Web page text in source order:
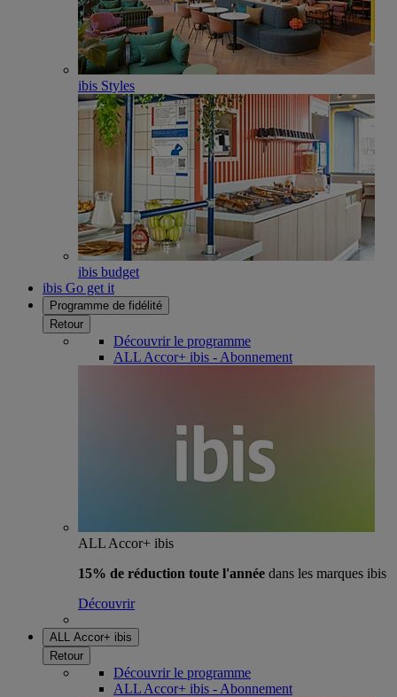
ibis Styles
ibis budget
ibis Go get it
Programme de fidélité
Retour
Découvrir le programme
ALL Accor+ ibis - Abonnement
ALL Accor+ ibis
15% de réduction toute l'année dans les marques ibis
Découvrir
ALL Accor+ ibis
Retour
Découvrir le programme
ALL Accor+ ibis - Abonnement